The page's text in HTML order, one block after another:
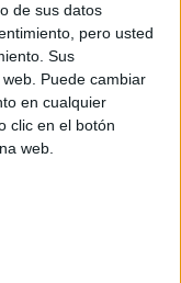
de sus datos
pero usted
Sus
Puede cambiar
en cualquier
clic en el botón
web.
los límites de la
los valores
ficción social
sociedad frente al